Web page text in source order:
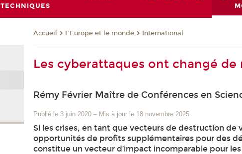
TECHNIQUES
Accueil L'Europe et le monde International
Les cyberattaques ont changé
Rémy Février Maître de Conférences en
Publié le 3 juin 2020 – Mis à jour le 18 novembre 2025
Si les crises, en tant que vecteurs de destruction
opportunités de profits supplémentaires pour des
constitue un vecteur d’impact incomparable pour